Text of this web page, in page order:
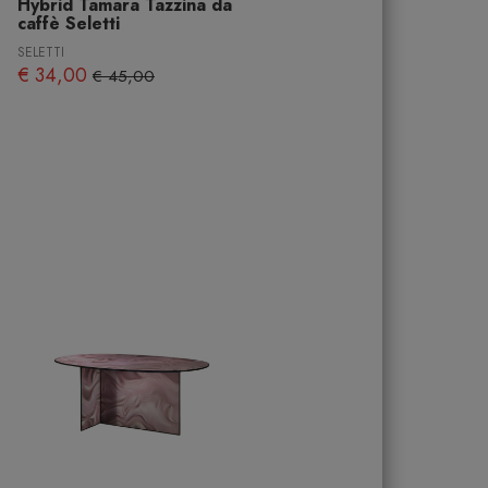
Hybrid Tamara Tazzina da
caffè Seletti
SELETTI
€ 34,00 € 45,00